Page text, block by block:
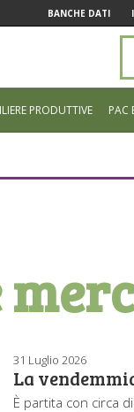
BANCHE DATI
PRODUTTIVE PAC
31 Luglio 2026
La
È partita con circa